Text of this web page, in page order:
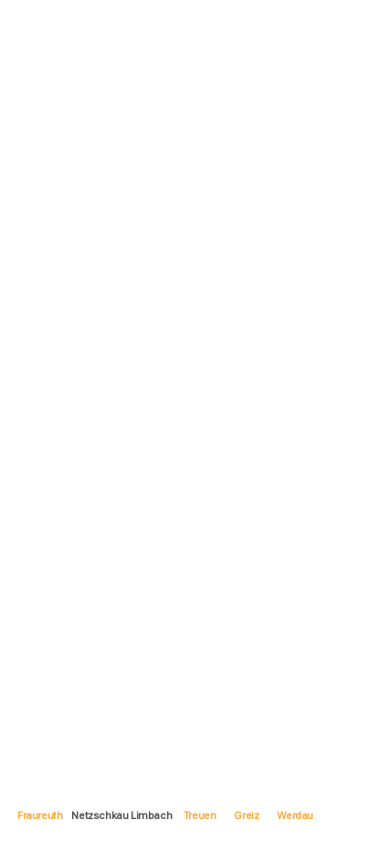
Fraureuth Netzschkau Limbach Treuen Greiz Werdau